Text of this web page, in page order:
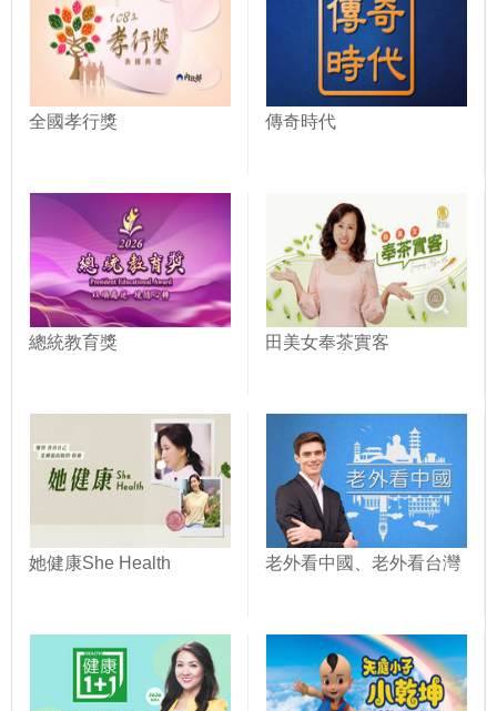
全國孝行獎 傳奇時代
總統教育獎 田美女奉茶實客
她健康She Health 老外看中國、老外看台灣